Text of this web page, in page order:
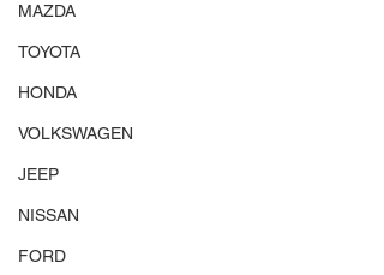
MAZDA
TOYOTA
HONDA
VOLKSWAGEN
JEEP
NISSAN
FORD